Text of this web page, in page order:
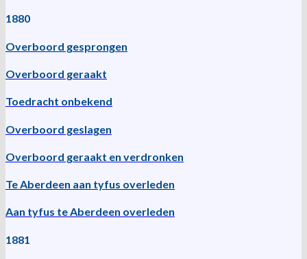
1880
Overboord gesprongen
Overboord geraakt
Toedracht onbekend
Overboord geslagen
Overboord geraakt en verdronken
Te Aberdeen aan tyfus overleden
Aan tyfus te Aberdeen overleden
1881